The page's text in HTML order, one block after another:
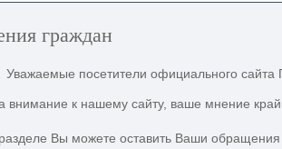
граждан
Уважаемые посетители официального сайта
внимание к нашему сайту, ваше мнение
Вы можете оставить Ваши